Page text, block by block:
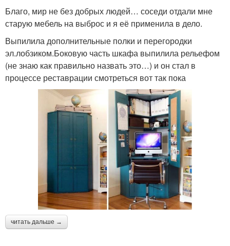
Благо, мир не без добрых людей… соседи отдали мне
старую мебель на выброс и я её применила в дело.
Выпилила дополнительные полки и перегородки
эл.лобзиком.Боковую часть шкафа выпилила рельефом
(не знаю как правильно назвать это…) и он стал в
процессе реставрации смотреться вот так пока
читать дальше →